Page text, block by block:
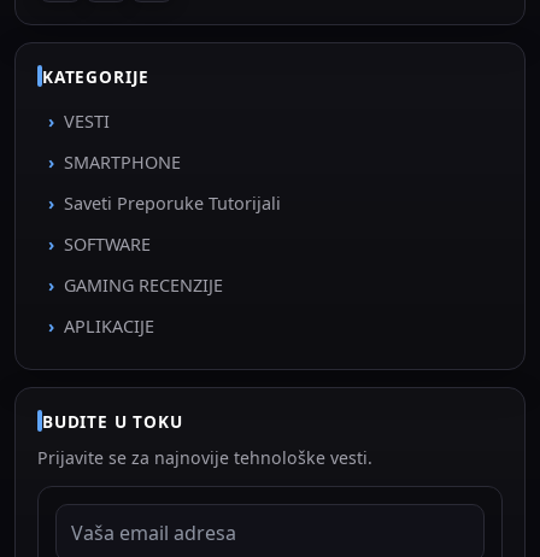
KATEGORIJE
VESTI
SMARTPHONE
Saveti Preporuke Tutorijali
SOFTWARE
GAMING RECENZIJE
APLIKACIJE
BUDITE U TOKU
Prijavite se za najnovije tehnološke vesti.
EMAIL ADRESA